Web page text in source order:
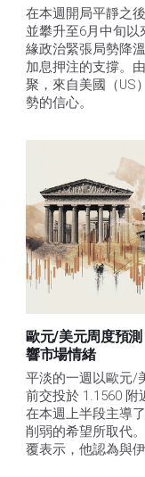
在本週開局平靜之
並攀升至6月中旬
緣政治緊張局勢降
加息押注的支撐。
聚，來自美國（US
勢的信心。
歐元/美元周度預
響市場情緒
平淡的一週以歐元/
前交投於 1.1560
在本週上半段主導
削弱的希望所取代
覆表示，他認為與